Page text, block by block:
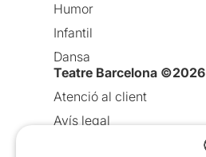
Humor
Infantil
Dansa
Teatre Barcelona ©2026
Atenció al client
Avís legal